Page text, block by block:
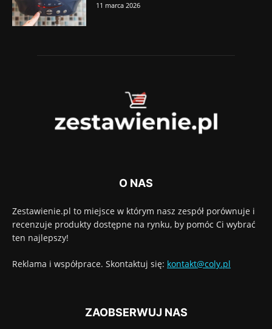
11 marca 2026
O NAS
Zestawienie.pl to miejsce w którym nasz zespół porównuje i
recenzuje produkty dostępne na rynku, by pomóc Ci wybrać
ten najlepszy!
Reklama i współprace. Skontaktuj się: kontakt@coly.pl
ZAOBSERWUJ NAS